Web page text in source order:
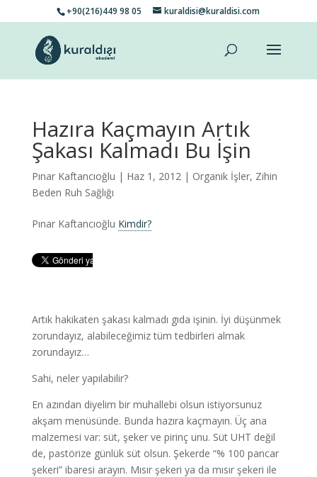
+90(216)449 98 05 kuraldisi@kuraldisi.com
Hazıra Kaçmayın Artık
Şakası Kalmadı Bu İşin
Pınar Kaftancıoğlu | Haz 1, 2012 | Organik İşler, Zihin
Beden Ruh Sağlığı
Pınar Kaftancıoğlu Kimdir?
Artık hakikaten şakası kalmadı gıda işinin. İyi düşünmek
zorundayız, alabileceğimiz tüm tedbirleri almak
zorundayız…
Sahi, neler yapılabilir?
En azından diyelim bir muhallebi olsun istiyorsunuz
akşam menüsünde. Bunda hazıra kaçmayın. Üç ana
malzemesi var: süt, şeker ve pirinç unu. Süt UHT değil
de, pastörize günlük süt olsun. Şekerde “% 100 pancar
şekeri” ibaresi arayın. Mısır şekeri ya da mısır şekeri ile